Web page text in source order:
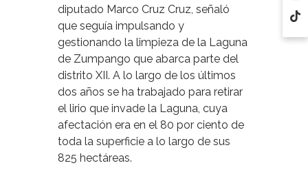
diputado Marco Cruz Cruz, señaló
que seguía impulsando y
gestionando la limpieza de la Laguna
de Zumpango que abarca parte del
distrito XII. A lo largo de los últimos
dos años se ha trabajado para retirar
el lirio que invade la Laguna, cuya
afectación era en el 80 por ciento de
toda la superficie a lo largo de sus
825 hectáreas.